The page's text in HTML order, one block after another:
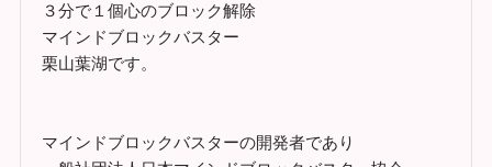
３分で１個心のブロック解除
マインドブロックバスター
栗山葉湖です。
マインドブロックバスターの開発者であり